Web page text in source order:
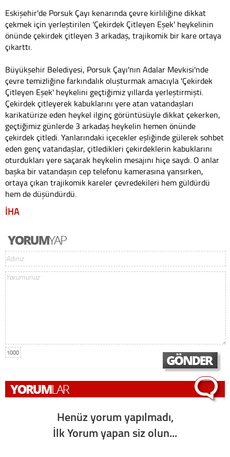
Eskişehir'de Porsuk Çayı kenarında çevre kirliliğine dikkat
çekmek için yerleştirilen 'Çekirdek Çitleyen Eşek' heykelinin
önünde çekirdek çitleyen 3 arkadaş, trajikomik bir kare ortaya
çıkarttı.
Büyükşehir Belediyesi, Porsuk Çayı'nın Adalar Mevkisi'nde
çevre temizliğine farkındalık oluşturmak amacıyla 'Çekirdek
Çitleyen Eşek' heykelini geçtiğimiz yıllarda yerleştirmişti.
Çekirdek çitleyerek kabuklarını yere atan vatandaşları
karikatürize eden heykel ilginç görüntüsüyle dikkat çekerken,
geçtiğimiz günlerde 3 arkadaş heykelin hemen önünde
çekirdek çitledi. Yanlarındaki içecekler eşliğinde gülerek sohbet
eden genç vatandaşlar, çitledikleri çekirdeklerin kabuklarını
oturdukları yere saçarak heykelin mesajını hiçe saydı. O anlar
başka bir vatandaşın cep telefonu kamerasına yansırken,
ortaya çıkan trajikomik kareler çevredekileri hem güldürdü
hem de düşündürdü.
İHA
1000
Henüz yorum yapılmadı,
İlk Yorum yapan siz olun...